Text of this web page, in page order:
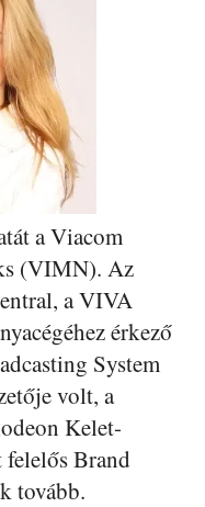
a Viacom
(VIMN). Az
a VIVA
érkező
System
volt, a
Kelet-
Brand
tovább.